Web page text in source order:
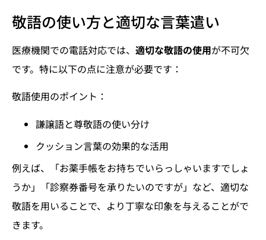
敬語の使い方と適切な言葉遣い
医療機関での電話対応では、 適切な敬語の使用が不可欠
です。特に以下の点に注意が必要です：
敬語使用のポイント：
謙譲語と尊敬語の使い分け
クッション言葉の効果的な活用
例えば、「お薬手帳をお持ちでいらっしゃいますでしょ
うか」「診察券番号を承りたいのですが」など、適切な
敬語を用いることで、より丁寧な印象を与えることがで
きます。